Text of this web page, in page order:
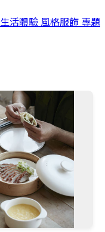
生活體驗 風格服飾 專題